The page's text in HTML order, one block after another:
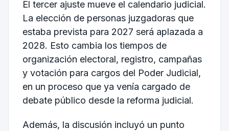
El tercer ajuste mueve el calendario judicial.
La elección de personas juzgadoras que
estaba prevista para 2027 será aplazada a
2028. Esto cambia los tiempos de
organización electoral, registro, campañas
y votación para cargos del Poder Judicial,
en un proceso que ya venía cargado de
debate público desde la reforma judicial.
Además, la discusión incluyó un punto